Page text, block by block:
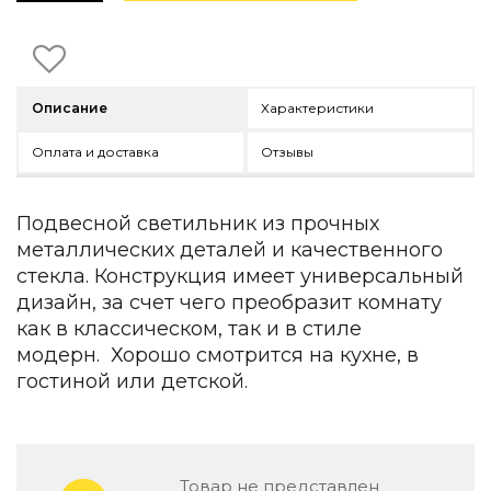
Фитнес и wellness-оборудование
INTERRA — Soft Modern
Все коллекции мебели
Подбор, производство и комплектация по вашему
Декор
По типу
Для кухни
Описание Характеристики
Оплата и доставка Отзывы
Подвесной светильник из прочных
металлических деталей и качественного
стекла. Конструкция имеет универсальный
дизайн, за счет чего преобразит комнату
как в классическом, так и в стиле
модерн. Хорошо смотрится на кухне, в
гостиной или детской.
Товар не представлен